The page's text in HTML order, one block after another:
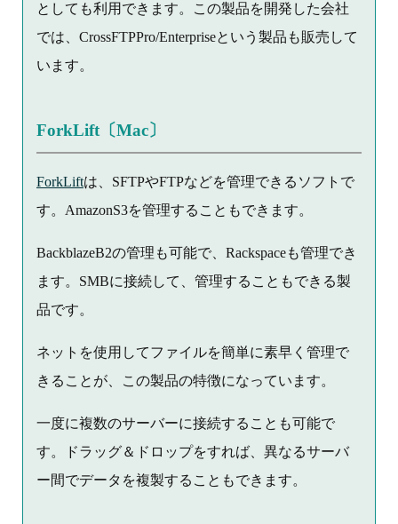
としても利用できます。この製品を開発した会社
では、CrossFTPPro/Enterpriseという製品も販売して
います。
ForkLift〔Mac〕
ForkLiftは、SFTPやFTPなどを管理できるソフトで
す。AmazonS3を管理することもできます。
BackblazeB2の管理も可能で、Rackspaceも管理でき
ます。SMBに接続して、管理することもできる製
品です。
ネットを使用してファイルを簡単に素早く管理で
きることが、この製品の特徴になっています。
一度に複数のサーバーに接続することも可能で
す。ドラッグ＆ドロップをすれば、異なるサーバ
ー間でデータを複製することもできます。